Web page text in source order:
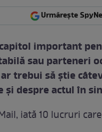
Urmărește
important
sau parteneri
trebui să ştie
despre actul în
iată 10 lucruri